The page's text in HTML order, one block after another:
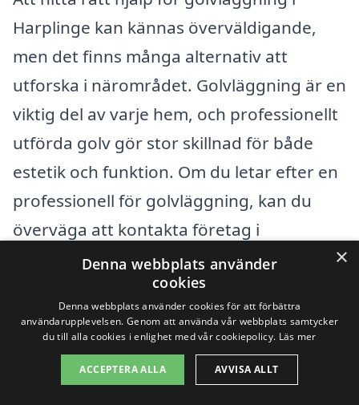
Harplinge kan kännas överväldigande,
men det finns många alternativ att
utforska i närområdet. Golvläggning är en
viktig del av varje hem, och professionellt
utförda golv gör stor skillnad för både
estetik och funktion. Om du letar efter en
professionell för golvläggning, kan du
överväga att kontakta företag i
kringliggande stadområden, där experter
erbjuder sina tjänster. Här är några städer
nära Harplinge som kan ha det du
behöver:
×
Denna webbplats använder
cookies
Denna webbplats använder cookies för att förbättra
användarupplevelsen. Genom att använda vår webbplats samtycker
du till alla cookies i enlighet med vår cookiepolicy. Läs mer
ACCEPTERA ALLA AVVISA ALLT